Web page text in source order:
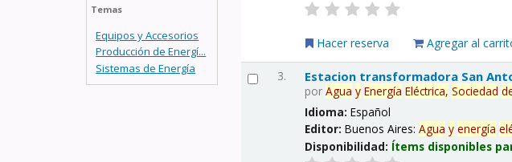
Temas
Equipos y Accesorios
Producción de Energí...
Sistemas de Energía
Hacer reserva Agregar al
3. Estacion transformadora San
porAgua y Energía Eléctrica, Sociedad
Idioma:Español
Editor:Buenos Aires:Agua y energía
Disponibilidad: Ítems disponibles